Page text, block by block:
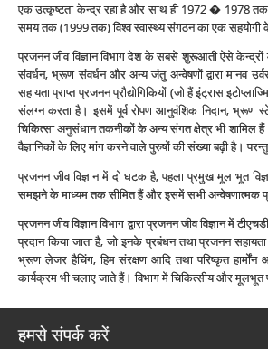
एक उत्‍कृष्‍टता केन्‍द्र रहा है और साथ ही 1972 � 1978 तक
समय तक (1999 तक) विश्‍व स्‍वास्‍थ्‍य संगठन का एक सहयोगी
प्रजनन जीव विज्ञान विभाग देश के सबसे शुरूआती ऐसे
संवर्धन, भ्रूण संवर्धन और अन्‍य जंतु अन्‍वेषणों द्वारा मानव
सहायता प्राप्‍त प्रजनन प्रौद्योगिकियों (जो हैं
संलग्‍न करता है। इसमें पूर्व रोपण आनुवंशिक निदान,
चिकित्‍सा अनुसंधान तकनीकों के अन्‍य संगत क्षेत्र भी शामिल
वैज्ञानिकों के लिए मांग करने वाले पुरुषों की संख्‍या बढ़ी है।
प्रजनन जीव विज्ञान में दो घटक है, पहला प्रमुख मूल भूत
समझने के माध्‍यम तक सीमित हैं और इसमें सभी अन्‍वेषणात्‍मक
प्रजनन जीव विज्ञान विभाग द्वारा प्रजनन जीव विज्ञान में
प्रदान किया जाता है, जो इनके प्रबंधन तथा प्रजनन
भ्रूण लेजर हैचिंग, हिम संरक्षण आदि तथा परिष्‍कृत हार्मोंन
कार्यक्रम भी चलाए जाते हैं। विभाग में चिकित्‍सीय और मूलभूत
हमसे संपर्क करें